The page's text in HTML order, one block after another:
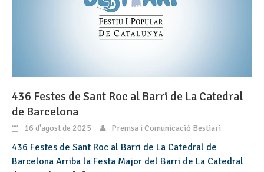
436 Festes de Sant Roc al Barri de La Catedral
de Barcelona
16 d'agost de 2025 Premsa i Comunicació Bestiari
436 Festes de Sant Roc al Barri de La Catedral de
Barcelona Arriba la Festa Major del Barri de La Catedral